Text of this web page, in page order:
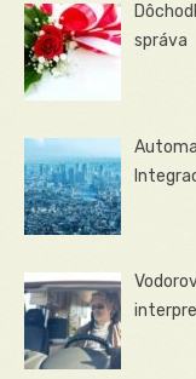
správa